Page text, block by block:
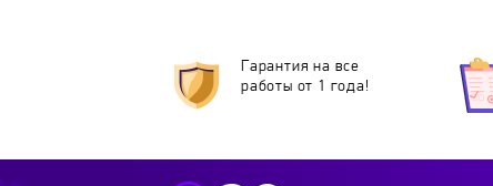
Гарантия на все
работы от 1 года!